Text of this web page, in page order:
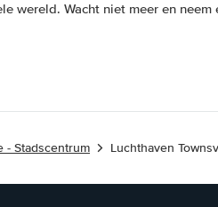
wereld. Wacht niet meer en
- Stadscentrum Luchthaven